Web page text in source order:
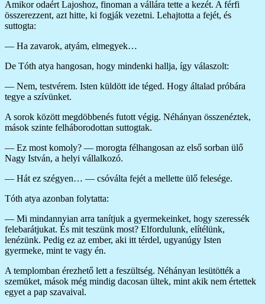
Amikor odaért Lajoshoz, finoman a vállára tette a kezét. A férfi
összerezzent, azt hitte, ki fogják vezetni. Lehajtotta a fejét, és
suttogta:
— Ha zavarok, atyám, elmegyek…
De Tóth atya hangosan, hogy mindenki hallja, így válaszolt:
— Nem, testvérem. Isten küldött ide téged. Hogy általad próbára
tegye a szívünket.
A sorok között megdöbbenés futott végig. Néhányan összenéztek,
mások szinte felháborodottan suttogtak.
— Ez most komoly? — morogta félhangosan az első sorban ülő
Nagy István, a helyi vállalkozó.
— Hát ez szégyen… — csóválta fejét a mellette ülő felesége.
Tóth atya azonban folytatta:
— Mi mindannyian arra tanítjuk a gyermekeinket, hogy szeressék
felebarátjukat. És mit teszünk most? Elfordulunk, elítélünk,
lenézünk. Pedig ez az ember, aki itt térdel, ugyanúgy Isten
gyermeke, mint te vagy én.
A templomban érezhető lett a feszültség. Néhányan lesütötték a
szemüket, mások még mindig dacosan ültek, mint akik nem értettek
egyet a pap szavaival.